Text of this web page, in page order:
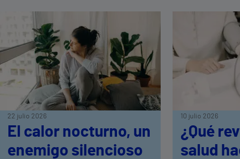
22 julio 2026
El calor nocturno, un
enemigo silencioso
10 julio 2026
¿Qué
salud